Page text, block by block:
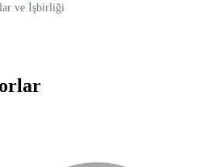
ve İşbirliği